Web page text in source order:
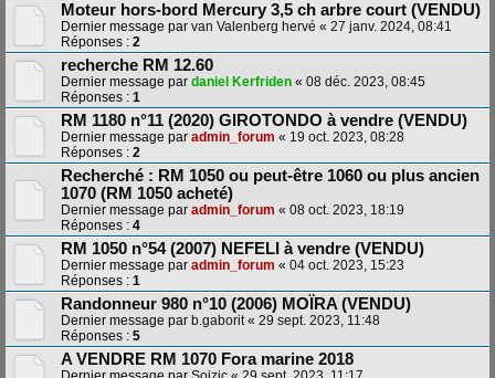
Moteur hors-bord Mercury 3,5 ch arbre court (VENDU)
Dernier message par van Valenberg hervé « 27 janv. 2024, 08:41
Réponses : 2
recherche RM 12.60
Dernier message par daniel Kerfriden « 08 déc. 2023, 08:45
Réponses : 1
RM 1180 n°11 (2020) GIROTONDO à vendre (VENDU)
Dernier message par admin_forum « 19 oct. 2023, 08:28
Réponses : 2
Recherché : RM 1050 ou peut-être 1060 ou plus ancien
1070 (RM 1050 acheté)
Dernier message par admin_forum « 08 oct. 2023, 18:19
Réponses : 4
RM 1050 n°54 (2007) NEFELI à vendre (VENDU)
Dernier message par admin_forum « 04 oct. 2023, 15:23
Réponses : 1
Randonneur 980 n°10 (2006) MOÏRA (VENDU)
Dernier message par b.gaborit« 29 sept. 2023, 11:48
Réponses : 5
A VENDRE RM 1070 Fora marine 2018